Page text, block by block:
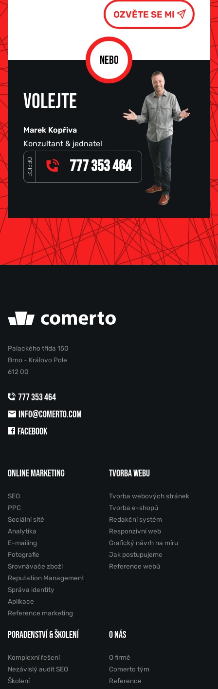
NEBO
VOLEJTE
Marek Kopřiva
Konzultant & jednatel
OFFICE 777 353 464
Palackého třída 150
Brno - Královo Pole
612 00
777 353 464
INFO@COMERTO.COM
FACEBOOK
ONLINE MARKETING
SEO
PPC
Sociální sítě
Analytika
E-mailing
Fotografie
Srovnávače zboží
Reputation Management
Správa identity
Aplikace
Reference marketing
TVORBA WEBU
Tvorba webových stránek
Tvorba e-shopů
Redakční systém
Responzivní web
Grafický návrh na míru
Jak postupujeme
Reference webů
PORADENSTVÍ & ŠKOLENÍ
Komplexní řešení
Nezávislý audit SEO
Školení
O NÁS
O firmě
Comerto tým
Reference